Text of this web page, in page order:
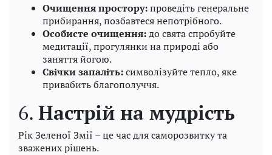
Очищення простору:проведіть генеральне
прибирання, позбавтеся непотрібного.
Особисте очищення:до свята спробуйте
медитації, прогулянки на природі або
заняття йогою.
Свічки запаліть:символізуйте тепло, яке
привабить благополуччя.
6. Настрій на мудрість
Рік Зеленої Змії – це час для саморозвитку та
зважених рішень.